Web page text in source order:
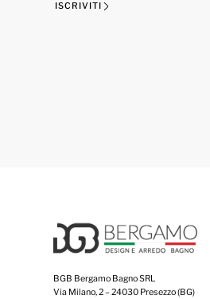
ISCRIVITI
BGB Bergamo Bagno SRL
Via Milano, 2 – 24030 Presezzo (BG)